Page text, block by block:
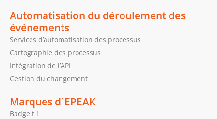
Automatisation du déroulement des
événements
Services d’automatisation des processus
Cartographie des processus
Intégration de l’API
Gestion du changement
Marques d´EPEAK
BadgeIt !